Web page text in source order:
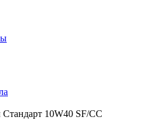
10W40 SF/CC